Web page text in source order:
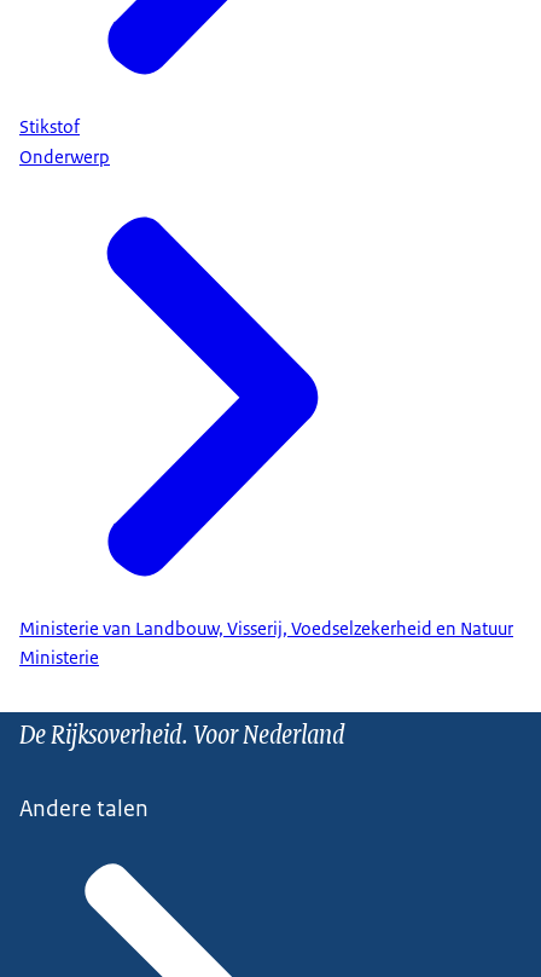
Stikstof
Onderwerp
Ministerie van Landbouw, Visserij, Voedselzekerheid en Natuur
Ministerie
De Rijksoverheid. Voor Nederland
Andere talen